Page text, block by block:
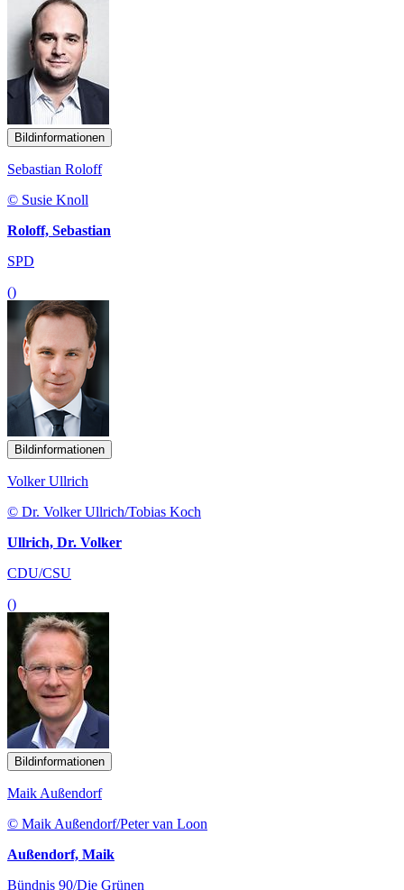
Bildinformationen
Sebastian Roloff
© Susie Knoll
Roloff, Sebastian
SPD
()
Bildinformationen
Volker Ullrich
© Dr. Volker Ullrich/Tobias Koch
Ullrich, Dr. Volker
CDU/CSU
()
Bildinformationen
Maik Außendorf
© Maik Außendorf/Peter van Loon
Außendorf, Maik
Bündnis 90/Die Grünen